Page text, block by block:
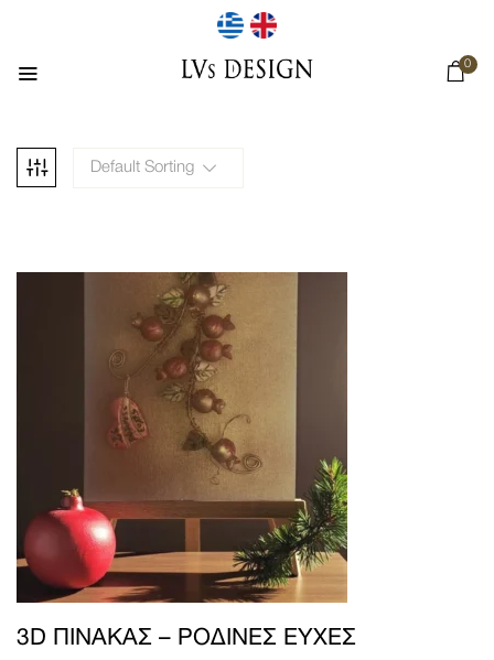
0
Default Sorting
3D ΠΊΝΑΚΑΣ – ΡΌΔΙΝΕΣ ΕΥΧΈΣ